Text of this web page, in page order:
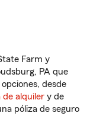
Farm y
PA que
desde
de alquiler y de
póliza de seguro